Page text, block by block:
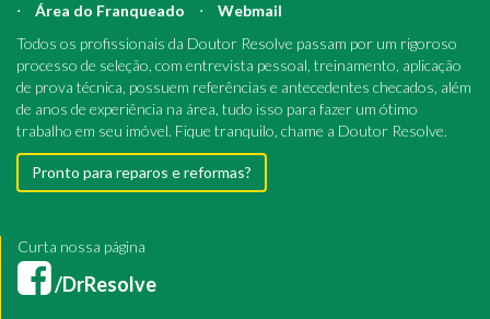
⋅
Área do Franqueado ⋅
Webmail
Todos os profissionais da Doutor Resolve passam por um rigoroso
processo de seleção, com entrevista pessoal, treinamento, aplicação
de prova técnica, possuem referências e antecedentes checados, além
de anos de experiência na área, tudo isso para fazer um ótimo
trabalho em seu imóvel. Fique tranquilo, chame a Doutor Resolve.
Pronto para reparos e reformas?
Curta nossa página
/DrResolve